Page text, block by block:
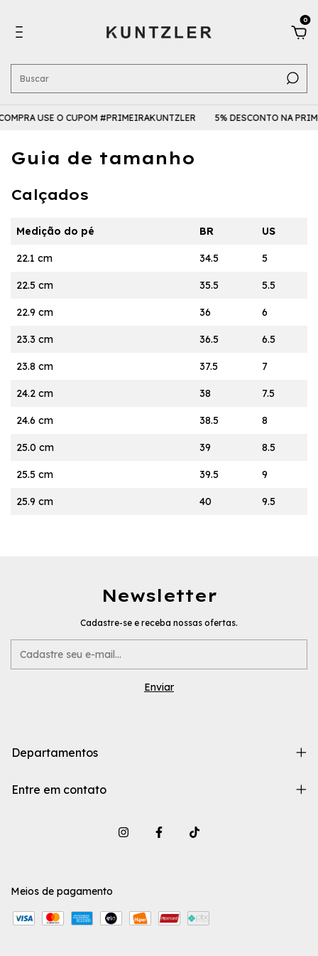
0
USE O CUPOM #PRIMEIRAKUNTZLER 5% DESCONTO NA
Guia de tamanho
Calçados
Medição do pé BR US
22.1 cm 34.5 5
22.5 cm 35.5 5.5
22.9 cm 36 6
23.3 cm 36.5 6.5
23.8 cm 37.5 7
24.2 cm 38 7.5
24.6 cm 38.5 8
25.0 cm 39 8.5
25.5 cm 39.5 9
25.9 cm 40 9.5
Newsletter
Cadastre-se e receba nossas ofertas.
Departamentos
Entre em contato
Meios de pagamento